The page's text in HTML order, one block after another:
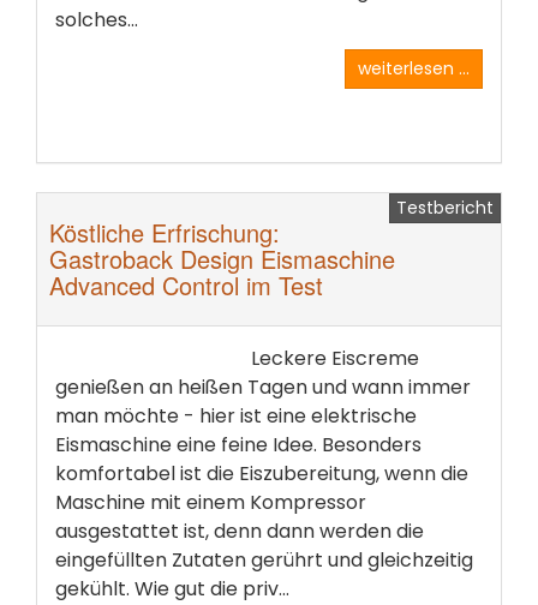
solches...
weiterlesen ...
Testbericht
Köstliche Erfrischung:
Gastroback Design Eismaschine
Advanced Control im Test
Leckere Eiscreme
genießen an heißen Tagen und wann immer
man möchte - hier ist eine elektrische
Eismaschine eine feine Idee. Besonders
komfortabel ist die Eiszubereitung, wenn die
Maschine mit einem Kompressor
ausgestattet ist, denn dann werden die
eingefüllten Zutaten gerührt und gleichzeitig
gekühlt. Wie gut die priv...